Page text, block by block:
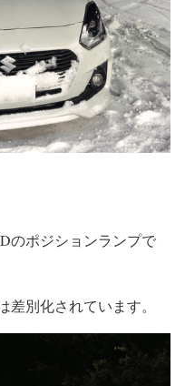
のポジションランプで
差別化されています。